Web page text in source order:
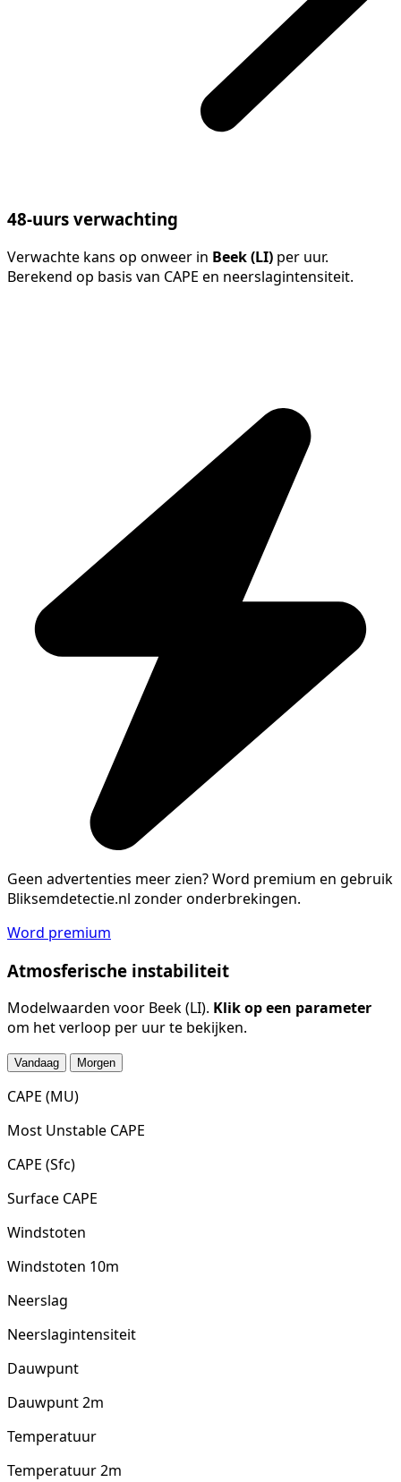
48-uurs verwachting
Verwachte kans op onweer in Beek (LI) per uur.
Berekend op basis van CAPE en neerslagintensiteit.
Geen advertenties meer zien?Word premium en gebruik
Bliksemdetectie.nl zonder onderbrekingen.
Word premium
Atmosferische instabiliteit
Modelwaarden voor Beek (LI). Klik op een parameter
om het verloop per uur te bekijken.
Vandaag Morgen
CAPE (MU)
Most Unstable CAPE
CAPE (Sfc)
Surface CAPE
Windstoten
Windstoten 10m
Neerslag
Neerslagintensiteit
Dauwpunt
Dauwpunt 2m
Temperatuur
Temperatuur 2m